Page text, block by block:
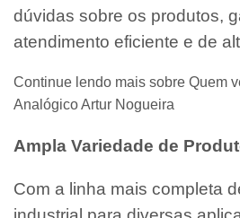
dúvidas sobre os produtos,
atendimento eficiente e de
Continue lendo mais sobre Quem
Analógico Artur Nogueira
Ampla Variedade de
Com a linha mais completa